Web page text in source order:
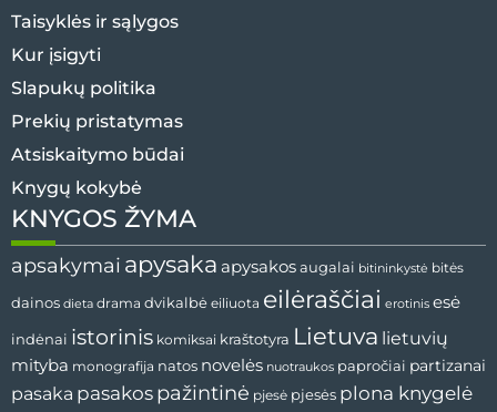
Taisyklės ir sąlygos
Kur įsigyti
Slapukų politika
Prekių pristatymas
Atsiskaitymo būdai
Knygų kokybė
KNYGOS ŽYMA
apsakymai apysaka apysakos augalai bitininkystė bitės
dainos dieta drama dvikalbė eiliuota eilėraščiai erotinis esė
indėnai istorinis komiksai kraštotyra Lietuva lietuvių
mityba monografija natos novelės nuotraukos papročiai partizanai
pasaka pasakos pažintinė pjesė pjesės plona knygelė